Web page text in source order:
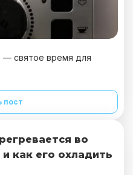
— святое время для
пост
во
как его охладить